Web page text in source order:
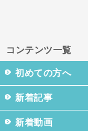
コンテンツ一覧
初めての方へ
新着記事
新着動画